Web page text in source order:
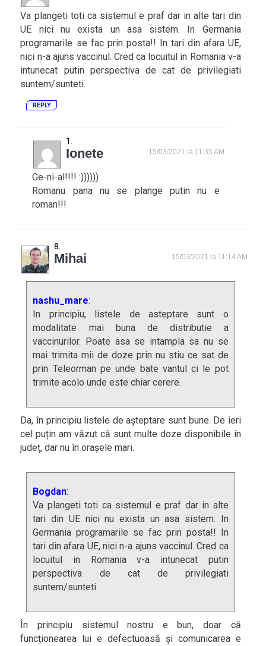
Va plangeti toti ca sistemul e praf dar in alte tari din
UE nici nu exista un asa sistem. In Germania
programarile se fac prin posta!! In tari din afara UE,
nici n-a ajuns vaccinul. Cred ca locuitul in Romania v-a
intunecat putin perspectiva de cat de privilegiati
suntem/sunteti.
REPLY
Ionete 15/03/2021 la 11:35 AM
Ge-ni-al!!!! :))))))
Romanu pana nu se plange putin nu e
roman!!!
Mihai 15/03/2021 la 11:14 AM
nashu_mare:
In principiu, listele de asteptare sunt o
modalitate mai buna de distributie a
vaccinurilor. Poate asa se intampla sa nu se
mai trimita mii de doze prin nu stiu ce sat de
prin Teleorman pe unde bate vantul ci le pot
trimite acolo unde este chiar cerere.
Da, în principiu listele de așteptare sunt bune. De ieri
cel puțin am văzut că sunt multe doze disponibile în
județ, dar nu în orașele mari.
Bogdan:
Va plangeti toti ca sistemul e praf dar in alte
tari din UE nici nu exista un asa sistem. In
Germania programarile se fac prin posta!! In
tari din afara UE, nici n-a ajuns vaccinul. Cred ca
locuitul in Romania v-a intunecat putin
perspectiva de cat de privilegiati
suntem/sunteti.
În principiu sistemul nostru e bun, doar că
funcționearea lui e defectuoasă și comunicarea e